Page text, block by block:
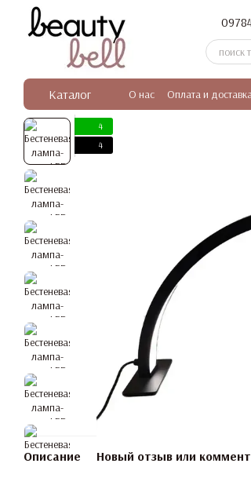
Перейти к основному контенту
Каталог О нас Оплата и доставка
4
4
Описание Новый отзыв или